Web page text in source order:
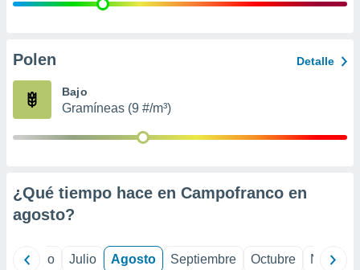
publicidad
de
Polen Detalle
Bajo
Gramíneas (9 #/m³)
¿Qué tiempo hace en Campofranco en
agosto?
Junio Julio Agosto Septiembre Octubre